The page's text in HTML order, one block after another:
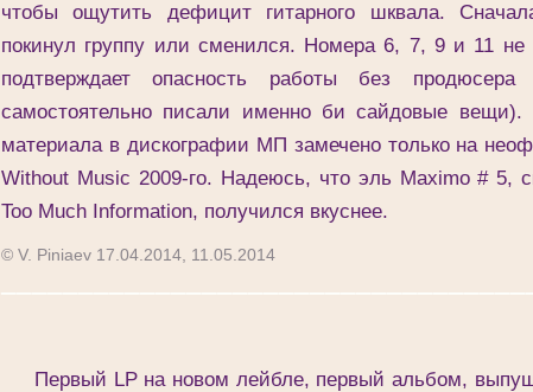
чтобы ощутить дефицит гитарного шквала.
покинул группу или сменился. Номера 6, 7, 9 и 11
подтверждает опасность работы без
самостоятельно писали именно би сайдовые
материала в дискографии МП замечено только на
Without Music 2009-го. Надеюсь, что эль Maximo # 5,
Too Much Information, получился вкуснее.
© V. Piniaev 17.04.2014, 11.05.2014
Первый LP на новом лейбле, первый альбом,